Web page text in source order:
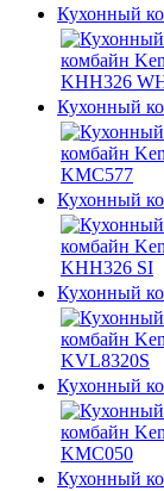
Кухонный
Кухонный
Кухонный
Кухонный
Кухонный
Кухонный